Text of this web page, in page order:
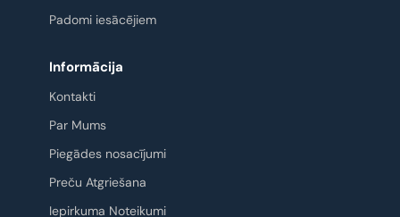
Padomi iesācējiem
Informācija
Kontakti
Par Mums
Piegādes nosacījumi
Preču Atgriešana
Iepirkuma Noteikumi